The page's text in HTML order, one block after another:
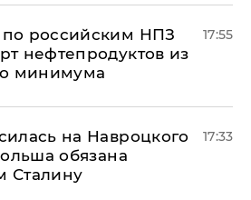
российским НПЗ
нефтепродуктов из
минимума
17:55
на Навроцкого
обязана
Сталину
17:33